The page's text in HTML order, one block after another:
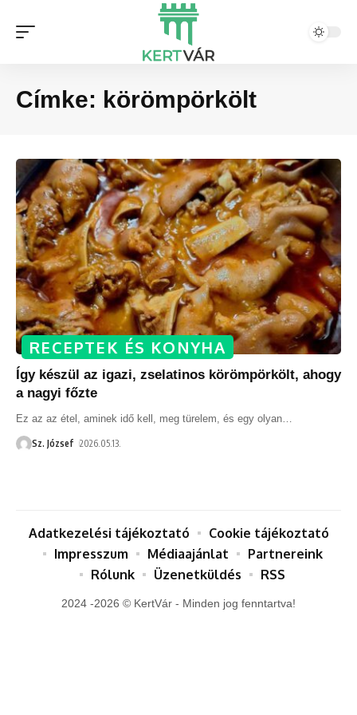
Címke: körömpörkölt
RECEPTEK ÉS KONYHA
Így készül az igazi, zselatinos körömpörkölt, ahogy
a nagyi főzte
Ez az az étel, aminek idő kell, meg türelem, és egy olyan
Sz. József 2026.05.13.
2024 -2026 © KertVár - Minden jog fenntartva!
Adatkezelési tájékoztató
Cookie tájékoztató
Impresszum
Médiaajánlat
Partnereink
Rólunk
Üzenetküldés RSS